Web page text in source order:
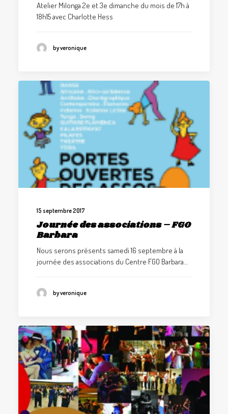
Atelier Milonga 2e et 3e dimanche du mois de 17h à
18h15 avec Charlotte Hess
by veronique
15 septembre 2017
Journée des associations – FGO
Barbara
Nous serons présents samedi 16 septembre à la
journée des associations du Centre FGO Barbara…
by veronique